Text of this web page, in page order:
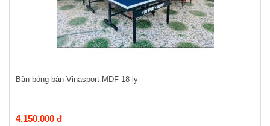
Bàn bóng bàn Vinasport MDF 18 ly
4.150.000 đ